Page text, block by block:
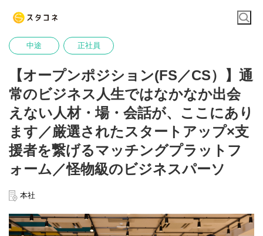
中途 正社員
【オープンポジション(FS／CS）】通
常のビジネス人生ではなかなか出会
えない人材・場・会話が、ここにあり
ます／厳選されたスタートアップ×支
援者を繋げるマッチングプラットフ
ォーム／怪物級のビジネスパーソ
本社